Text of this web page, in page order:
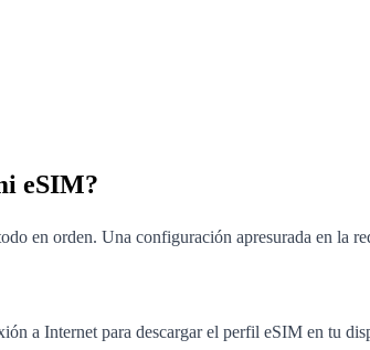
eSIM?
en orden. Una configuración apresurada en
a Internet para descargar el perfil eSIM en tu